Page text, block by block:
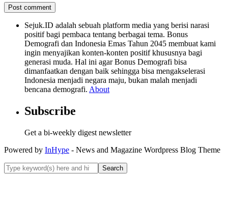
Sejuk.ID adalah sebuah platform media yang berisi narasi
positif bagi pembaca tentang berbagai tema. Bonus
Demografi dan Indonesia Emas Tahun 2045 membuat kami
ingin menyajikan konten-konten positif khususnya bagi
generasi muda. Hal ini agar Bonus Demografi bisa
dimanfaatkan dengan baik sehingga bisa mengakselerasi
Indonesia menjadi negara maju, bukan malah menjadi
bencana demografi. About
Subscribe
Get a bi-weekly digest newsletter
Powered by InHype - News and Magazine Wordpress Blog Theme